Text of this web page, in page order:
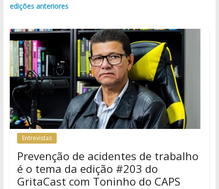
edições anteriores
Entrevistas
Prevenção de acidentes de trabalho
é o tema da edição #203 do
GritaCast com Toninho do CAPS